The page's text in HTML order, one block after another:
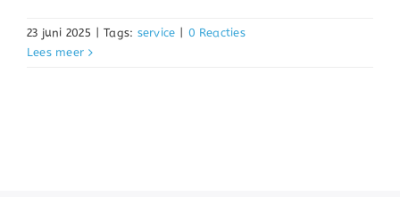
23 juni 2025 | Tags: service | 0 Reacties
Lees meer